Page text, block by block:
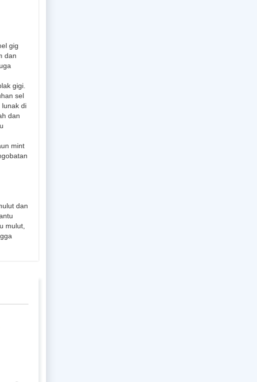
gig
dan
gigi.
sel
lunak di
dan
mint
dan
mulut,